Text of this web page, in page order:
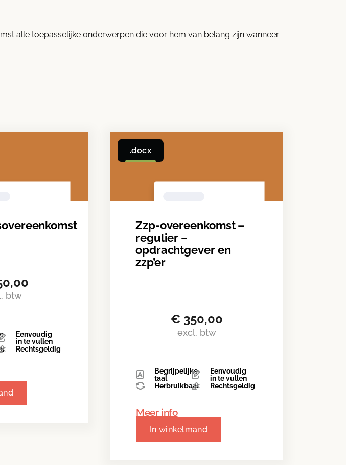
alle toepasselijke onderwerpen die voor hem van belang zijn wanneer
btw
Eenvoudig
in te vullen
Rechtsgeldig
.docx
Zzp-overeenkomst –
regulier –
opdrachtgever en
zzp’er
€ 350,00
excl. btw
Begrijpelijke
taal
Eenvoudig
in te vullen
Herbruikbaar
Rechtsgeldig
Meer info
In winkelmand